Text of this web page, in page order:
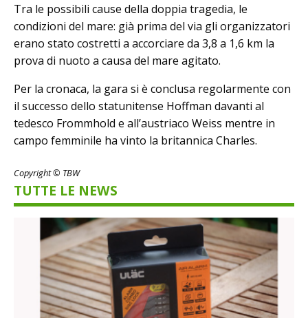
Tra le possibili cause della doppia tragedia, le
condizioni del mare: già prima del via gli organizzatori
erano stato costretti a accorciare da 3,8 a 1,6 km la
prova di nuoto a causa del mare agitato.
Per la cronaca, la gara si è conclusa regolarmente con
il successo dello statunitense Hoffman davanti al
tedesco Frommhold e all’austriaco Weiss mentre in
campo femminile ha vinto la britannica Charles.
Copyright © TBW
TUTTE LE NEWS